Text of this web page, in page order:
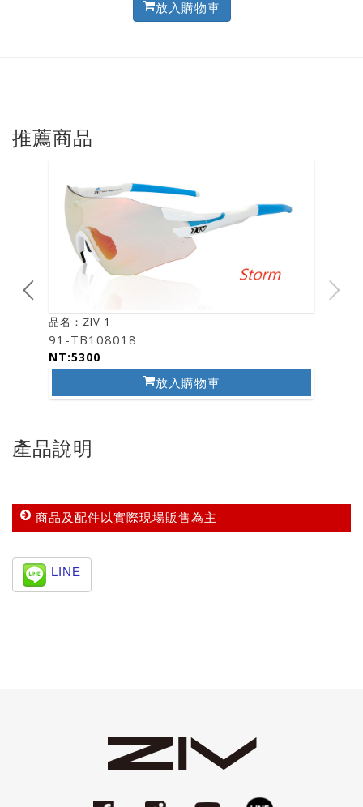
放入購物車
推薦商品
品名：ZIV 1
91-TB108018
NT:5300
放入購物車
產品說明
商品及配件以實際現場販售為主
LINE